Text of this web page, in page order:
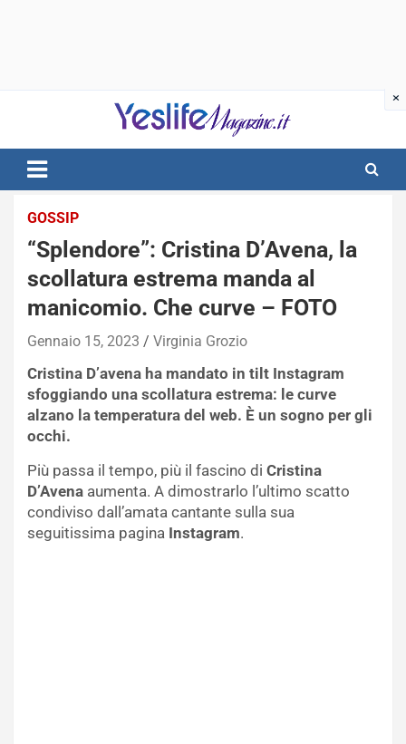
notizie di intrattenimento
GOSSIP
“Splendore”: Cristina D’Avena, la
scollatura estrema manda al
manicomio. Che curve – FOTO
Gennaio 15, 2023 Virginia Grozio
Cristina D’avena ha mandato in tilt Instagram
sfoggiando una scollatura estrema: le curve
alzano la temperatura del web. È un sogno per gli
occhi.
Più passa il tempo, più il fascino di Cristina
D’Avena aumenta. A dimostrarlo l’ultimo scatto
condiviso dall’amata cantante sulla sua
seguitissima pagina Instagram.